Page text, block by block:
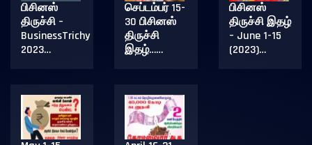
பிசினஸ்
திருச்சி –
BusinessTrichy
2023…
செப்டம்பர் 15-
30 பிசினஸ்
திருச்சி
இதழ்……
பிசினஸ்
திருச்சி இதழ்
– June 1-15
(2023)…